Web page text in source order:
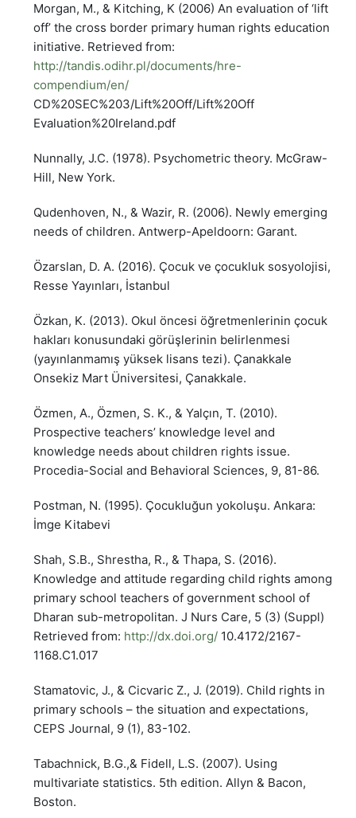
Morgan, M., & Kitching, K (2006) An evaluation of ‘lift
off’ the cross border primary human rights education
initiative. Retrieved from:
http://tandis.odihr.pl/documents/hre-
compendium/en/
CD%20SEC%203/Lift%20Off/Lift%20Off
Evaluation%20Ireland.pdf
Nunnally, J.C. (1978). Psychometric theory. McGraw-
Hill, New York.
Qudenhoven, N., & Wazir, R. (2006). Newly emerging
needs of children. Antwerp-Apeldoorn: Garant.
Özarslan, D. A. (2016). Çocuk ve çocukluk sosyolojisi,
Resse Yayınları, İstanbul
Özkan, K. (2013). Okul öncesi öğretmenlerinin çocuk
hakları konusundaki görüşlerinin belirlenmesi
(yayınlanmamış yüksek lisans tezi). Çanakkale
Onsekiz Mart Üniversitesi, Çanakkale.
Özmen, A., Özmen, S. K., & Yalçın, T. (2010).
Prospective teachers’ knowledge level and
knowledge needs about children rights issue.
Procedia-Social and Behavioral Sciences, 9, 81-86.
Postman, N. (1995). Çocukluğun yokoluşu. Ankara:
İmge Kitabevi
Shah, S.B., Shrestha, R., & Thapa, S. (2016).
Knowledge and attitude regarding child rights among
primary school teachers of government school of
Dharan sub-metropolitan. J Nurs Care, 5 (3) (Suppl)
Retrieved from: http://dx.doi.org/ 10.4172/2167-
1168.C1.017
Stamatovic, J., & Cicvaric Z., J. (2019). Child rights in
primary schools – the situation and expectations,
CEPS Journal, 9 (1), 83-102.
Tabachnick, B.G.,& Fidell, L.S. (2007). Using
multivariate statistics. 5th edition. Allyn & Bacon,
Boston.